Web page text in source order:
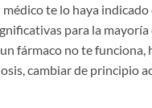
te lo haya
para la
fármaco no te
cambiar de principio